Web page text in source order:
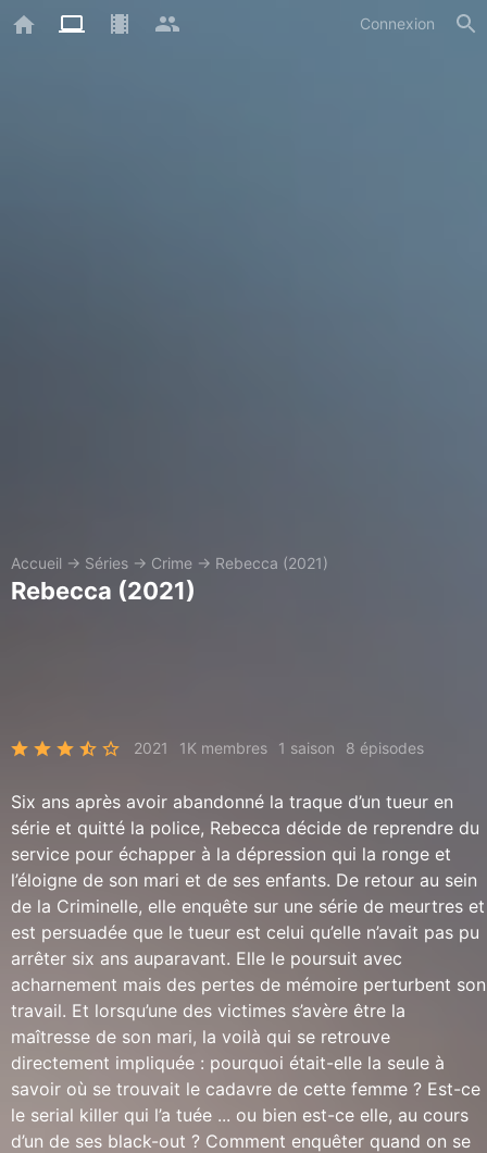
Connexion
Accueil → Séries → Crime → Rebecca (2021)
Rebecca (2021)
2021 1K membres 1 saison 8 épisodes
Six ans après avoir abandonné la traque d’un tueur en
série et quitté la police, Rebecca décide de reprendre du
service pour échapper à la dépression qui la ronge et
l’éloigne de son mari et de ses enfants. De retour au sein
de la Criminelle, elle enquête sur une série de meurtres et
est persuadée que le tueur est celui qu’elle n’avait pas pu
arrêter six ans auparavant. Elle le poursuit avec
acharnement mais des pertes de mémoire perturbent son
travail. Et lorsqu’une des victimes s’avère être la
maîtresse de son mari, la voilà qui se retrouve
directement impliquée : pourquoi était-elle la seule à
savoir où se trouvait le cadavre de cette femme ? Est-ce
le serial killer qui l’a tuée ... ou bien est-ce elle, au cours
d’un de ses black-out ? Comment enquêter quand on se